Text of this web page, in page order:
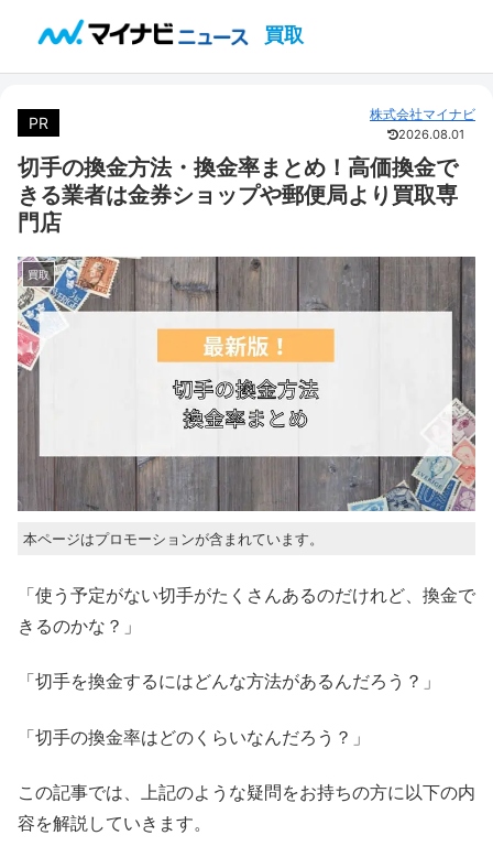
買取
PR 株式会社マイナビ
2026.08.01
切手の換金方法・換金率まとめ！高価換金で
きる業者は金券ショップや郵便局より買取専
門店
買取
本ページはプロモーションが含まれています。
「使う予定がない切手がたくさんあるのだけれど、換金で
きるのかな？」
「切手を換金するにはどんな方法があるんだろう？」
「切手の換金率はどのくらいなんだろう？」
この記事では、上記のような疑問をお持ちの方に以下の内
容を解説していきます。